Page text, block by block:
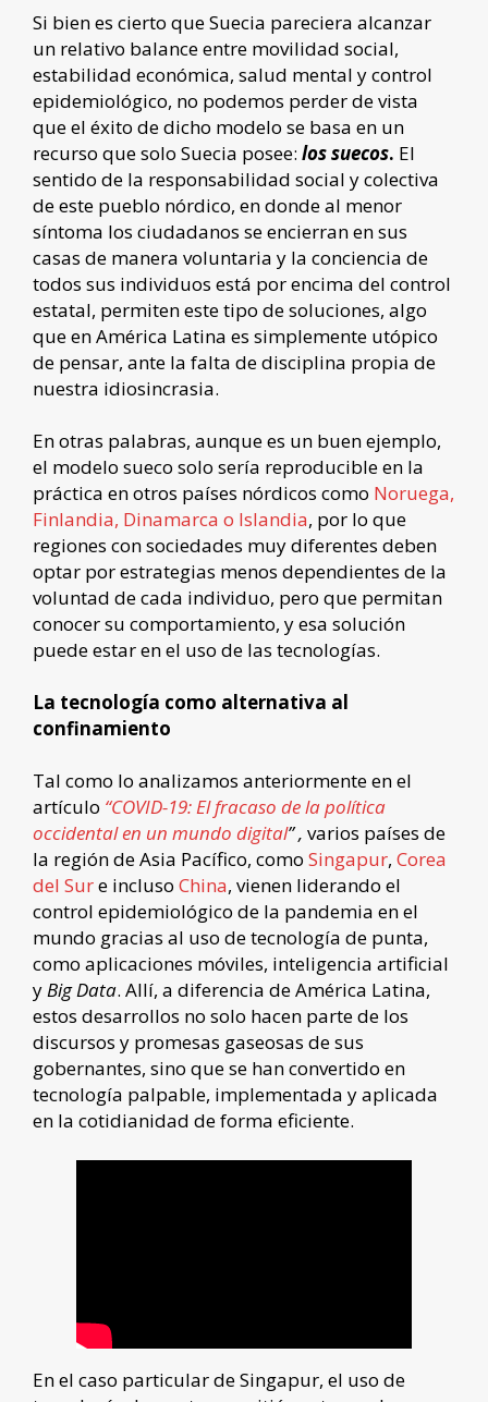
Si bien es cierto que Suecia pareciera alcanzar
un relativo balance entre movilidad social,
estabilidad económica, salud mental y control
epidemiológico, no podemos perder de vista
que el éxito de dicho modelo se basa en un
recurso que solo Suecia posee: los suecos. El
sentido de la responsabilidad social y colectiva
de este pueblo nórdico, en donde al menor
síntoma los ciudadanos se encierran en sus
casas de manera voluntaria y la conciencia de
todos sus individuos está por encima del control
estatal, permiten este tipo de soluciones, algo
que en América Latina es simplemente utópico
de pensar, ante la falta de disciplina propia de
nuestra idiosincrasia.
En otras palabras, aunque es un buen ejemplo,
el modelo sueco solo sería reproducible en la
práctica en otros países nórdicos como Noruega,
Finlandia, Dinamarca o Islandia, por lo que
regiones con sociedades muy diferentes deben
optar por estrategias menos dependientes de la
voluntad de cada individuo, pero que permitan
conocer su comportamiento, y esa solución
puede estar en el uso de las tecnologías.
La tecnología como alternativa al
confinamiento
Tal como lo analizamos anteriormente en el
artículo “COVID-19: El fracaso de la política
occidental en un mundo digital” , varios países de
la región de Asia Pacífico, como Singapur, Corea
del Sure incluso China, vienen liderando el
control epidemiológico de la pandemia en el
mundo gracias al uso de tecnología de punta,
como aplicaciones móviles, inteligencia artificial
yBig Data. Allí, a diferencia de América Latina,
estos desarrollos no solo hacen parte de los
discursos y promesas gaseosas de sus
gobernantes, sino que se han convertido en
tecnología palpable, implementada y aplicada
en la cotidianidad de forma eficiente.
En el caso particular de Singapur, el uso de